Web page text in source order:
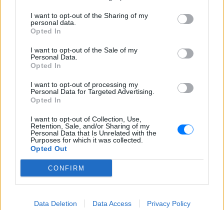
I want to opt-out of the Sharing of my
personal data.
Opted In
I want to opt-out of the Sale of my
Personal Data.
Opted In
I want to opt-out of processing my
Personal Data for Targeted Advertising.
Opted In
I want to opt-out of Collection, Use,
Retention, Sale, and/or Sharing of my
Personal Data that Is Unrelated with the
Purposes for which it was collected.
Opted Out
CONFIRM
Data Deletion Data Access Privacy Policy
Σέρρες: Συγκλονίζει η
για να γλιτώσω, δεν πρόλαβα»
στη σύγκρουση με το ΙΧ μητέρας και γιου
περιέγραψε πώς έγινε το μοιραίο
σeξουαλική κακοποίηση δύο ανήλικων